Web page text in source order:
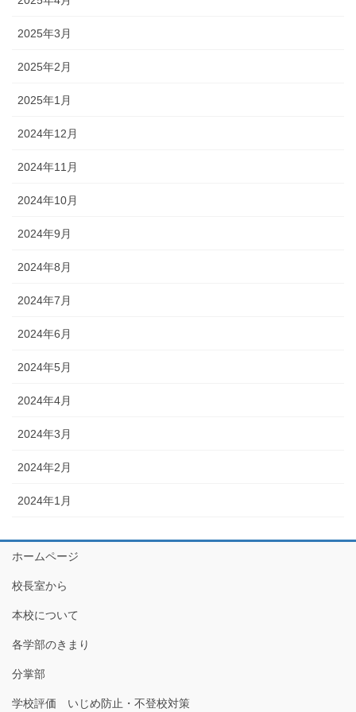
2025年3月
2025年2月
2025年1月
2024年12月
2024年11月
2024年10月
2024年9月
2024年8月
2024年7月
2024年6月
2024年5月
2024年4月
2024年3月
2024年2月
2024年1月
ホームページ
校長室から
本校について
各学部のきまり
分掌部
学校評価 いじめ防止・不登校対策